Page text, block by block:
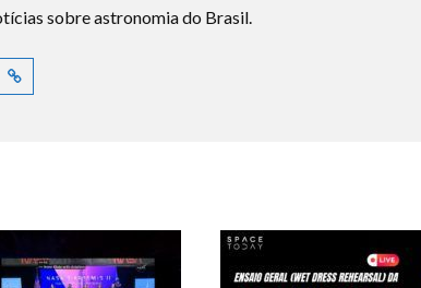
sobre astronomia do Brasil.